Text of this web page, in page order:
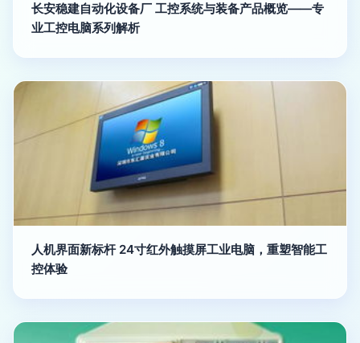
长安稳建自动化设备厂 工控系统与装备产品概览——专
业工控电脑系列解析
人机界面新标杆 24寸红外触摸屏工业电脑，重塑智能工
控体验